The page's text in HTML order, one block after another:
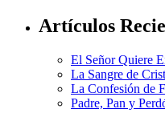
Artículos
El Señor Quiere
La Sangre de
La Confesión de
Padre, Pan y